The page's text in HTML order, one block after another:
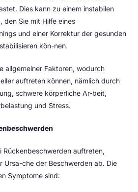
Dies kann zu einem instabilen
den Sie mit Hilfe eines
und einer Korrektur der gesunden
kön-nen.
allgemeiner Faktoren, wodurch
auftreten können, nämlich durch
schwere körperliche Ar-beit,
und Stress.
Rückenbeschwerden auftreten,
Ursa-che der Beschwerden ab. Die
Symptome sind: